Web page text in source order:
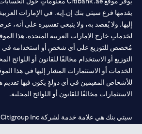
يقدمها فرع سيتي بنك إن.إيه. في الإمارات
إليها. ولا يُقصد به، ولا ينبغي تفسيره على أنه،
لخدماتٍ خارج الإمارات العربية المتحدة. هذا
مُخصص للتوزيع على أي شخصٍ أو استخدامه في
التوزيع أو الاستخدام مخالفًا للقانون أو اللوائح
الخدمات أو الاستثمارات المشار إليها في هذا
للأشخاص المقيمين في أي دولةٍ يكون فيها تقديم
الاستثمارات مخالفًا للقانون أو اللوائح المحلية.